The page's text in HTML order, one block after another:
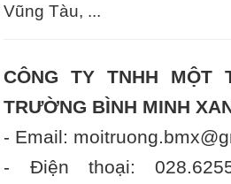
Vũng Tàu, ...
CÔNG TY TNHH MỘT
TRƯỜNG BÌNH MINH
- Email:
- Điện thoại: